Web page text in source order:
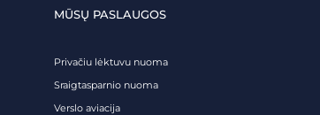
MŪSŲ PASLAUGOS
Privačiu lėktuvu nuoma
Sraigtasparnio nuoma
Verslo aviacija